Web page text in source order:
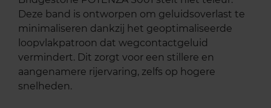
Deze band is ontworpen om geluidsoverlast te
minimaliseren dankzij het geoptimaliseerde
loopvlakpatroon dat wegcontactgeluid
vermindert. Dit zorgt voor een stillere en
aangenamere rijervaring, zelfs op hogere
snelheden.